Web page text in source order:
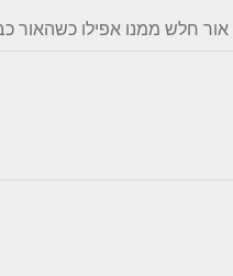
חלש ממנו אפילו כשהאור